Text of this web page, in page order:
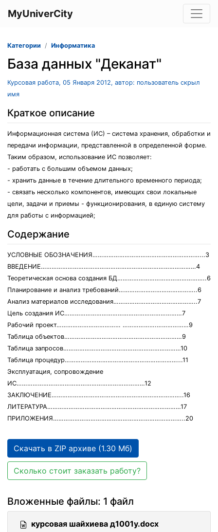
MyUniverCity
Категории Информатика
База данных "Деканат"
Курсовая работа, 05 Января 2012, автор: пользователь скрыл
имя
Краткое описание
Информационная система (ИС) – система хранения, обработки и
передачи информации, представленной в определенной форме.
Таким образом, использование ИС позволяет:
- работать с большим объемом данных;
- хранить данные в течение длительного временного периода;
- связать несколько компонентов, имеющих свои локальные
цели, задачи и приемы - функционирования, в единую систему
для работы с информацией;
Содержание
УСЛОВНЫЕ ОБОЗНАЧЕНИЯ……………………………………………………...3
ВВЕДЕНИЕ……………………………………………………………………………4
Теоретическая основа создания БД…………………………………………..6
Планирование и анализ требований……………………………………..6
Анализ материалов исследования………………………………………..7
Цель создания ИС…………………………………………………………7
Рабочий проект……………………………… ……………….………………9
Таблица объектов…………………………………………………………9
Таблица запросов…………………………………………………………10
Таблица процедур………………………………………………………...11
Эксплуатация, сопровождение
ИС………………………………………………………………12
ЗАКЛЮЧЕНИЕ………………………………………………………………..16
ЛИТЕРАТУРА…………………………………………………………………17
ПРИЛОЖЕНИЯ………………………………………………………………..20
Скачать в ZIP архиве (1.30 Мб)
Сколько стоит заказать работу?
Вложенные файлы: 1 файл
курсовая шайхиева д1001у.docx